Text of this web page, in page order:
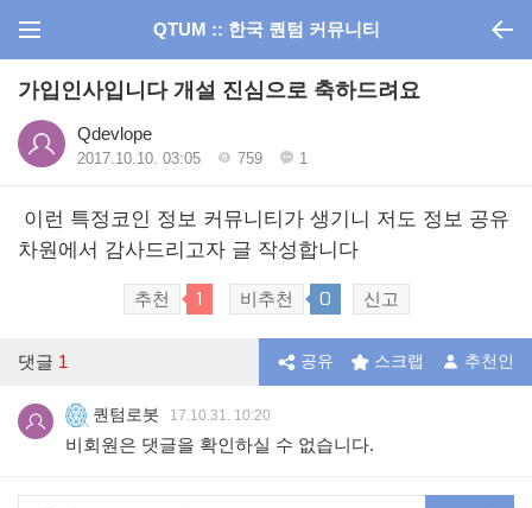
QTUM :: 한국 퀀텀 커뮤니티
가입인사입니다 개설 진심으로 축하드려요
Qdevlope
2017.10.10. 03:05 759 1
이런 특정코인 정보 커뮤니티가 생기니 저도 정보 공유
차원에서 감사드리고자 글 작성합니다
추천 1 비추천 0 신고
댓글 1 공유 스크랩 추천인
퀀텀로봇 17.10.31. 10:20
비회원은 댓글을 확인하실 수 없습니다.